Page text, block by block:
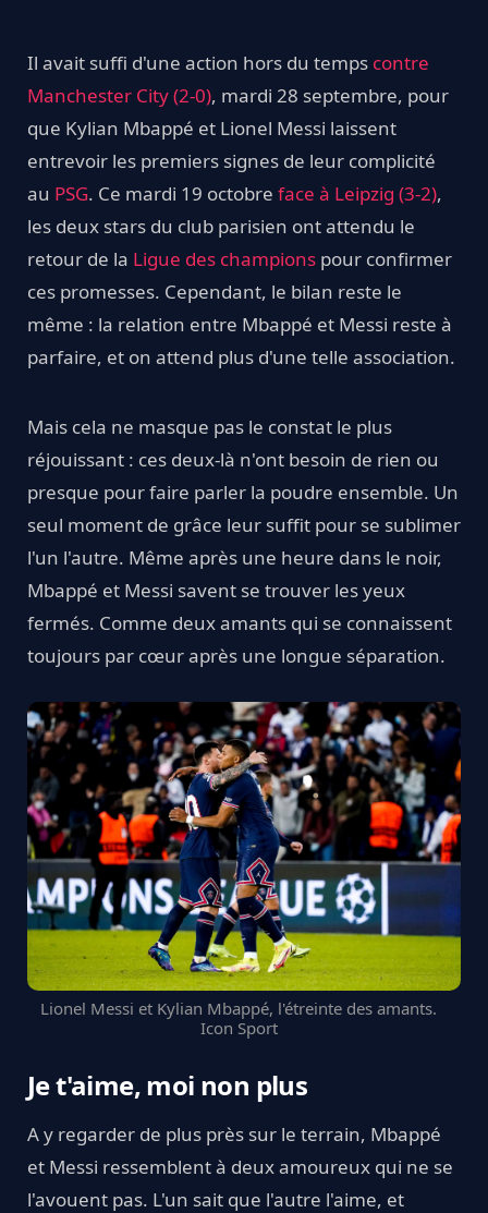
Il avait suffi d'une action hors du temps contre
Manchester City (2-0), mardi 28 septembre, pour
que Kylian Mbappé et Lionel Messi laissent
entrevoir les premiers signes de leur complicité
au PSG. Ce mardi 19 octobre face à Leipzig (3-2),
les deux stars du club parisien ont attendu le
retour de la Ligue des champions pour confirmer
ces promesses. Cependant, le bilan reste le
même : la relation entre Mbappé et Messi reste à
parfaire, et on attend plus d'une telle association.
Mais cela ne masque pas le constat le plus
réjouissant : ces deux-là n'ont besoin de rien ou
presque pour faire parler la poudre ensemble. Un
seul moment de grâce leur suffit pour se sublimer
l'un l'autre. Même après une heure dans le noir,
Mbappé et Messi savent se trouver les yeux
fermés. Comme deux amants qui se connaissent
toujours par cœur après une longue séparation.
Lionel Messi et Kylian Mbappé, l'étreinte des amants.
Icon Sport
Je t'aime, moi non plus
A y regarder de plus près sur le terrain, Mbappé
et Messi ressemblent à deux amoureux qui ne se
l'avouent pas. L'un sait que l'autre l'aime, et